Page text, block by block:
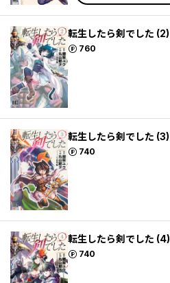
転生したら剣でした (2)
760
ポイント
転生したら剣でした (3)
740
ポイント
転生したら剣でした (4)
740
ポイント